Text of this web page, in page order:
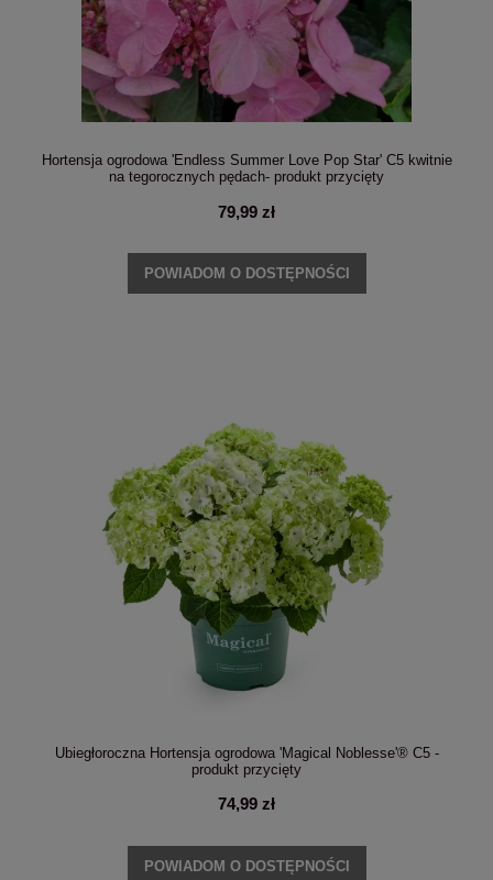
Hortensja ogrodowa 'Endless Summer Love Pop Star' C5 kwitnie
na tegorocznych pędach- produkt przycięty
79,99 zł
POWIADOM O DOSTĘPNOŚCI
Ubiegłoroczna Hortensja ogrodowa 'Magical Noblesse'® C5 -
produkt przycięty
74,99 zł
POWIADOM O DOSTĘPNOŚCI